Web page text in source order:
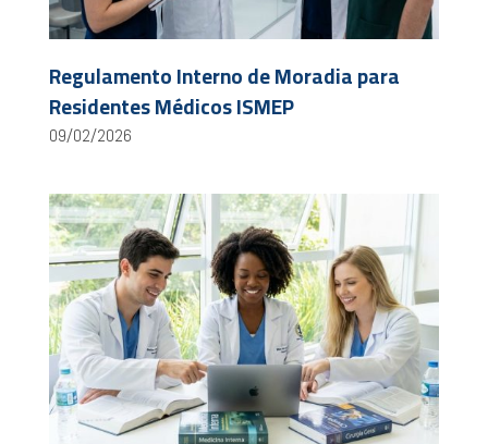
Regulamento Interno de Moradia para
Residentes Médicos ISMEP
09/02/2026